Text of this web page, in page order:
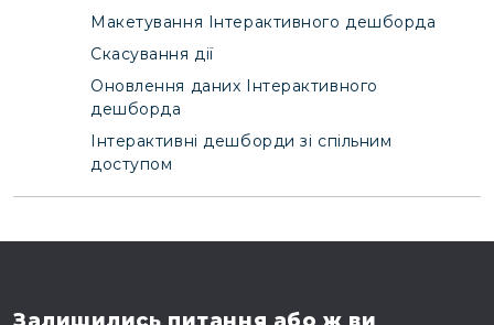
Макетування Інтерактивного дешборда
Скасування дії
Оновлення даних Інтерактивного
дешборда
Інтерактивні дешборди зі спільним
доступом